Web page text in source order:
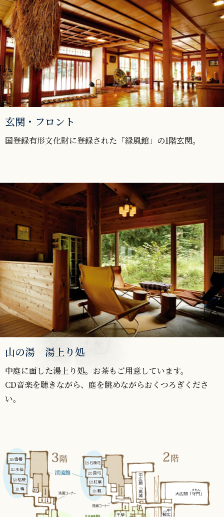
玄関・フロント
国登録有形文化財に登録された「緑風館」の1階玄関。
山の湯 湯上り処
中庭に面した湯上り処。お茶もご用意しています。
CD音楽を聴きながら、庭を眺めながらおくつろぎくださ
い。